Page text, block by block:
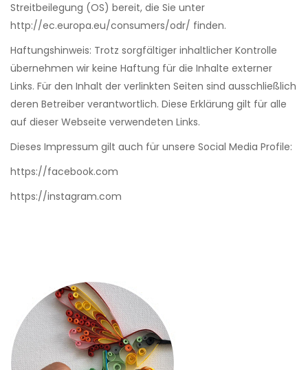
Streitbeilegung (OS) bereit, die Sie unter
http://ec.europa.eu/consumers/odr/ finden.
Haftungshinweis: Trotz sorgfältiger inhaltlicher Kontrolle
übernehmen wir keine Haftung für die Inhalte externer
Links. Für den Inhalt der verlinkten Seiten sind ausschließlich
deren Betreiber verantwortlich. Diese Erklärung gilt für alle
auf dieser Webseite verwendeten Links.
Dieses Impressum gilt auch für unsere Social Media Profile:
https://facebook.com
https://instagram.com